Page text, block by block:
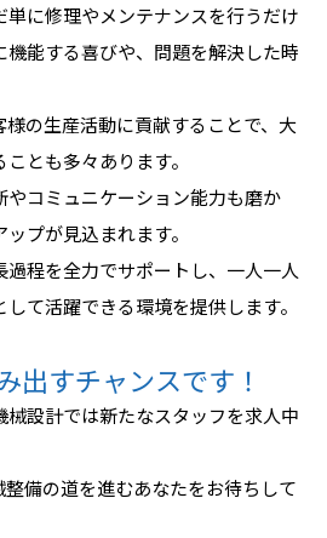
に修理やメンテナンスを行うだけ
能する喜びや、問題を解決した時
の生産活動に貢献することで、大
とも多々あります。
やコミュニケーション能力も磨か
プが見込まれます。
程を全力でサポートし、一人一人
て活躍できる環境を提供します。
出すチャンスです！
設計では新たなスタッフを求人中
備の道を進むあなたをお待ちして